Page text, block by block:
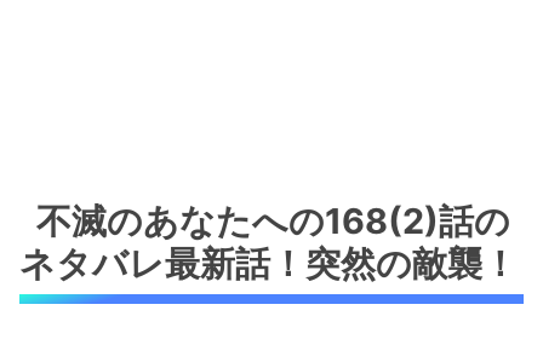
不滅のあなたへの168(2)話の
ネタバレ最新話！突然の敵襲！